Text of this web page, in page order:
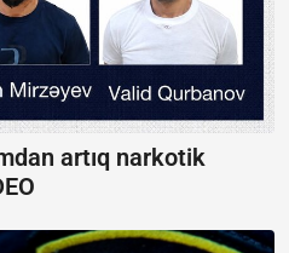
artıq narkotik